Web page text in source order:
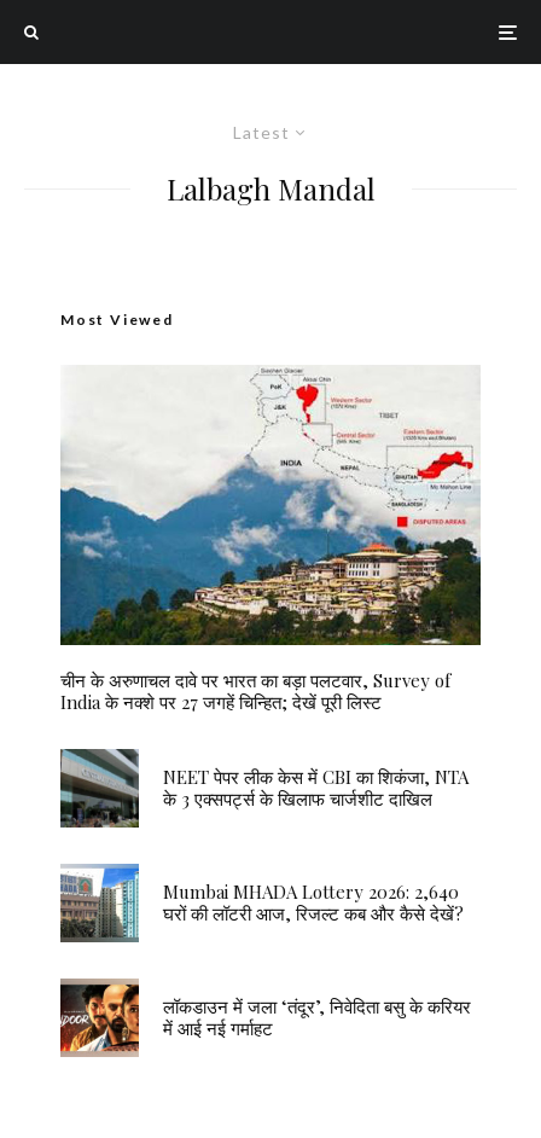
Latest
Lalbagh Mandal
Most Viewed
चीन के अरुणाचल दावे पर भारत का बड़ा पलटवार, Survey of
India के नक्शे पर 27 जगहें चिन्हित; देखें पूरी लिस्ट
NEET पेपर लीक केस में CBI का शिकंजा, NTA
के 3 एक्सपर्ट्स के खिलाफ चार्जशीट दाखिल
Mumbai MHADA Lottery 2026: 2,640
घरों की लॉटरी आज, रिजल्ट कब और कैसे देखें?
लॉकडाउन में जला ‘तंदूर’, निवेदिता बसु के करियर
में आई नई गर्माहट